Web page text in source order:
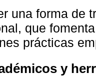
una forma de
que
prácticas
y